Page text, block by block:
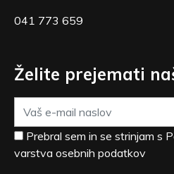
041 773 659
Želite prejemati
Prebral sem in se strinjam s
varstva osebnih podatkov